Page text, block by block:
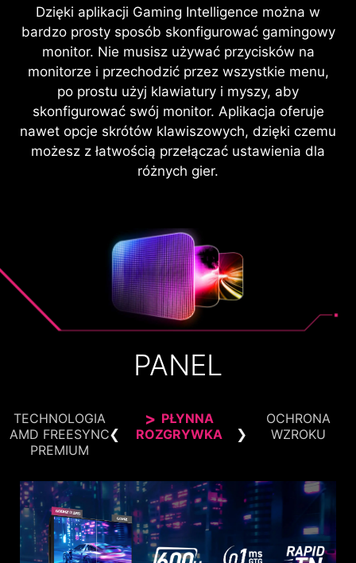
Dzięki aplikacji Gaming Intelligence można w
bardzo prosty sposób skonfigurować gamingowy
monitor. Nie musisz używać przycisków na
monitorze i przechodzić przez wszystkie menu,
po prostu użyj klawiatury i myszy, aby
skonfigurować swój monitor. Aplikacja oferuje
nawet opcje skrótów klawiszowych, dzięki czemu
możesz z łatwością przełączać ustawienia dla
różnych gier.
PRZEŁĄCZNIK KVM
Używając jednego, gamingowego
monitora MSI możesz jednocześnie
korzystać z kilku urządzeń lub
zestawów komputerowych i
kontrolować ich pracę za pomocą
jednego zestawu klawiatury, myszy
i monitora MSI.
PODŚWIETLENIE
PANEL
TECHNOLOGIA
AMD FREESYNC
PREMIUM
PŁYNNA
ROZGRYWKA
OCHRONA
WZROKU